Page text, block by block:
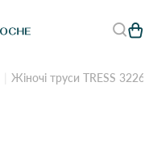
Жіночі труси TRESS 3226